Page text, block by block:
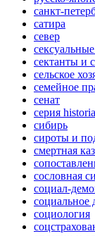
санкт-
сатира
север
сектанты и
сельское
семейное
сенат
серия
сибирь
сироты и
смертная
сословная
социал-
социальное
социология